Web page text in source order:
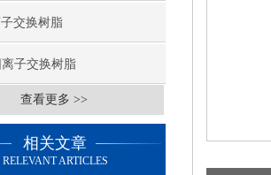
交换树脂
离子交换树脂
查看更多 >>
相关文章
RELEVANT ARTICLES